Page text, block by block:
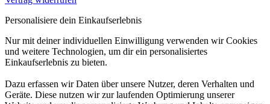
Personalisiere dein Einkaufserlebnis
Nur mit deiner individuellen Einwilligung verwenden wir Cookies
und weitere Technologien, um dir ein personalisiertes
Einkaufserlebnis zu bieten.
Dazu erfassen wir Daten über unsere Nutzer, deren Verhalten und
Geräte. Diese nutzen wir zur laufenden Optimierung unserer